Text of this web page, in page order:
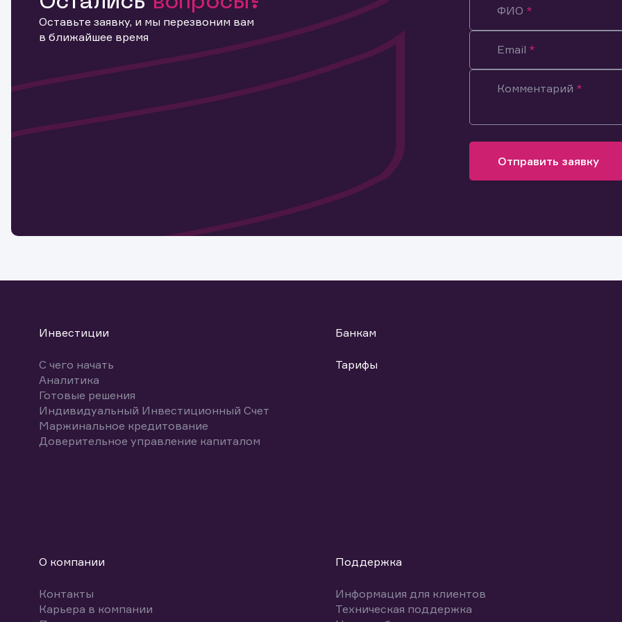
Оставьте заявку, и мы перезвоним вам
в ближайшее время
ФИО
Email
Комментарий
Отправить заявку
Инвестиции
С чего начать
Аналитика
Готовые решения
Индивидуальный Инвестиционный Счет
Маржинальное кредитование
Доверительное управление капиталом
Банкам
Тарифы
О компании
Контакты
Карьера в компании
Поддержка
Информация для клиентов
Техническая поддержка